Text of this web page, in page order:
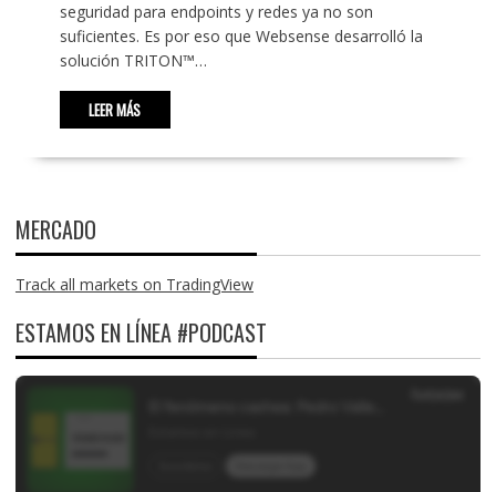
seguridad para endpoints y redes ya no son
suficientes. Es por eso que Websense desarrolló la
solución TRITON™…
LEER MÁS
MERCADO
Track all markets on TradingView
ESTAMOS EN LÍNEA #PODCAST